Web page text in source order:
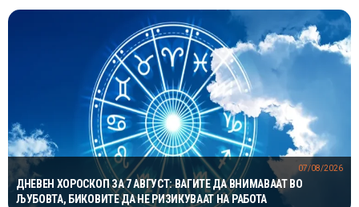
ДНЕВЕН ХОРОСКОП ЗА 7 АВГУСТ: ВАГИТЕ ДА ВНИМАВААТ ВО
ЉУБОВТА, БИКОВИТЕ ДА НЕ РИЗИКУВААТ НА РАБОТА
07/08/2026